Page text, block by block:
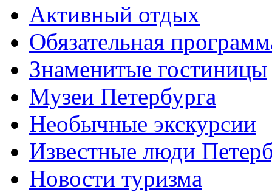
Активный отдых
Обязательная
Знаменитые гостиницы
Музеи Петербурга
Необычные экскурсии
Известные люди
Новости туризма